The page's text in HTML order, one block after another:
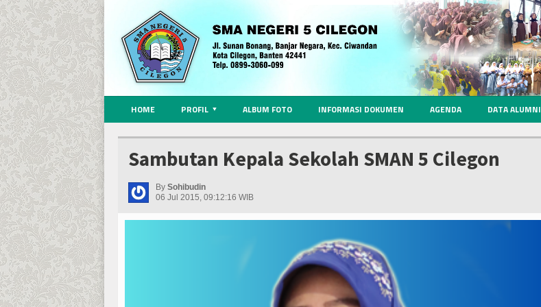
HOME PROFIL ALBUM FOTO INFORMASI DOKUMEN AGENDA DATA ALUMNI
Sambutan Kepala Sekolah SMAN 5 Cilegon
By Sohibudin
06 Jul 2015, 09:12:16 WIB